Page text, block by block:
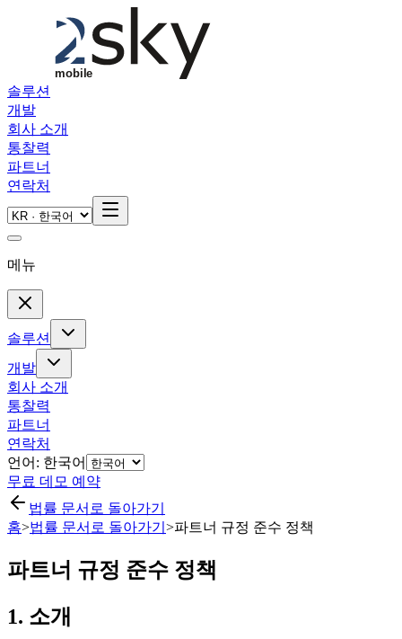
Skip to main content
솔루션
개발
회사 소개
통찰력
파트너
연락처
메뉴
솔루션
개발
회사 소개
통찰력
파트너
연락처
언어: 한국어
무료 데모 예약
법률 문서로 돌아가기
홈>법률 문서로 돌아가기 >파트너 규정 준수 정책
파트너 규정 준수 정책
1. 소개